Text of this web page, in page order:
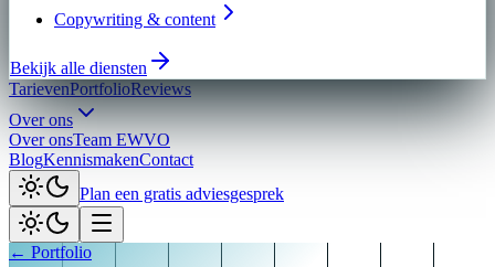
Copywriting & content
Bekijk alle diensten
TarievenPortfolioReviews
Over ons
Over onsTeam EWVO
BlogKennismakenContact
Plan een gratis adviesgesprek
← Portfolio